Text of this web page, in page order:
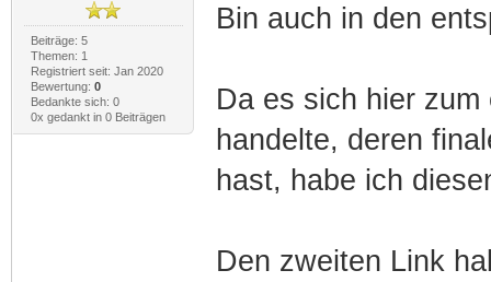
Beiträge: 5
Themen: 1
Registriert seit: Jan 2020
Bewertung: 0
Bedankte sich: 0
0x gedankt in 0 Beiträgen
Bin auch in den
Da es sich hier
handelte, deren
hast, habe ich
Den zweiten Link